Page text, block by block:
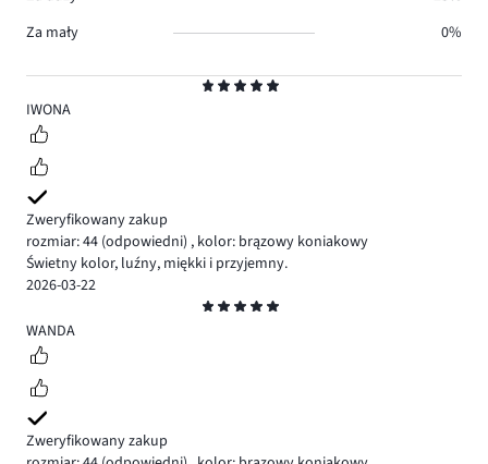
5
IWONA
Zweryfikowany zakup
rozmiar: 44 (odpowiedni) , kolor: brązowy koniakowy
Świetny kolor, luźny, miękki i przyjemny.
2026-03-22
5
WANDA
Zweryfikowany zakup
Za mały
0%